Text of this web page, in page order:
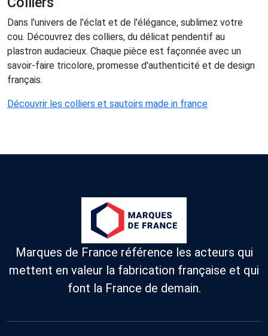
Dans l'univers de l'éclat et de l'élégance, sublimez votre
cou. Découvrez des colliers, du délicat pendentif au
plastron audacieux. Chaque pièce est façonnée avec un
savoir-faire tricolore, promesse d'authenticité et de design
français.
Découvrir les colliers et sautoirs made in france
Marques de France référence les acteurs qui
mettent en valeur la fabrication française et qui
font la France de demain.